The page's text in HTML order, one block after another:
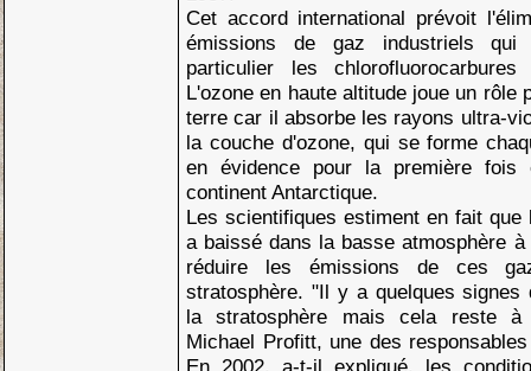
Cet accord international prévoit
émissions de gaz industriels qui
particulier les
L'ozone en haute altitude joue un rôle
terre car il absorbe les rayons ultra-
la couche d'ozone, qui se forme
en évidence pour la première fois
continent Antarctique.
Les scientifiques estiment en fait que
a baissé dans la basse atmosphère
réduire les émissions de ces
stratosphère. "Il y a quelques signes
la stratosphère mais cela reste à
Michael Profitt, une des
En 2002, a-t-il expliqué, les